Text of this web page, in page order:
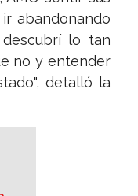
abandonando
lo tan
no y entender
detalló la